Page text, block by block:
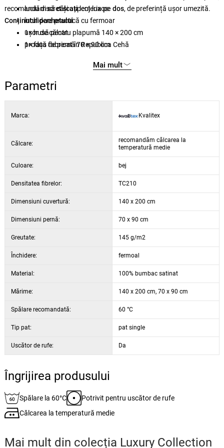
recomandămsă călcațilenjeriape dos, de preferință ușor umezită.
luciu discret și aspect luxos
închidere practică cu fermoar
ușor de călcat
produs fabricat în Republica Cehă
Conținutul pachetului
1× husă pentru plapumă 140 × 200 cm
1× față de pernă 70 × 90 cm
Mai mult
Parametri
Marca: Kvalitex
Călcare:
recomandăm călcarea la
temperatură medie
Culoare: bej
Densitatea fibrelor: TC210
Dimensiuni cuvertură: 140 x 200 cm
Dimensiuni pernă: 70 x 90 cm
Greutate: 145 g/m2
Închidere: fermoal
Material: 100% bumbac satinat
Mărime: 140 x 200 cm, 70 x 90 cm
Spălare recomandată: 60 °C
Tip pat: pat single
Uscător de rufe: Da
Îngrijirea produsului
Spălare la 60°C
Potrivit pentru uscător de rufe
Călcarea la temperatură medie
Mai mult din colecția Luxury Collection